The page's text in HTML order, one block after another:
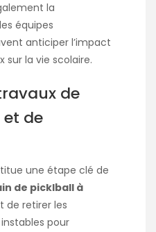
la
équipes
anticiper l’impact
sur la vie scolaire.
de
de
une étape clé de
de picklball à
de retirer les
pour